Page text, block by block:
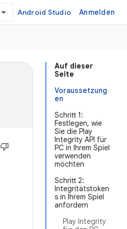
Android Studio Anmelden
Auf dieser
Seite
Voraussetzung
en
Schritt 1:
Festlegen, wie
Sie die Play
Integrity API für
PC in Ihrem Spiel
verwenden
möchten
Schritt 2:
Integritätstoken
s in Ihrem Spiel
anfordern
Play Integrity